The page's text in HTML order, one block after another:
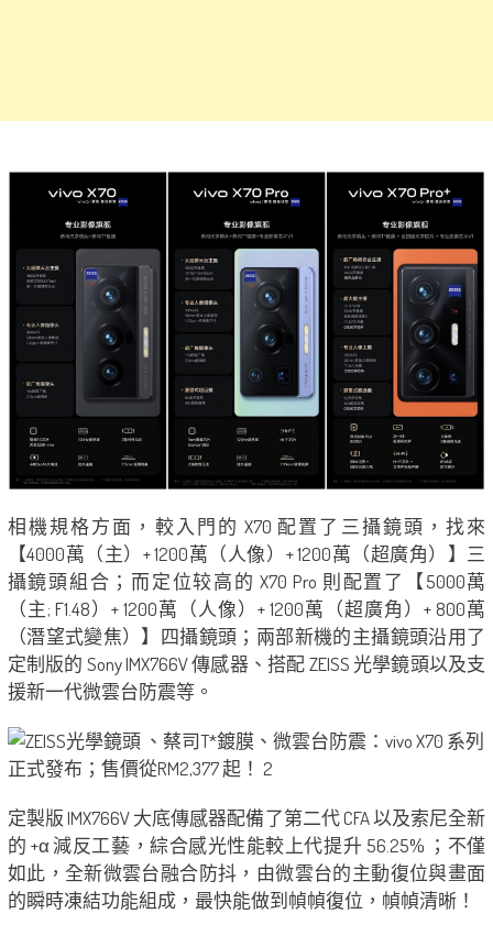
相機規格方面，較入門的 X70 配置了三攝鏡頭，找來
【4000萬（主）+ 1200萬（人像）+ 1200萬（超廣角）】三
攝鏡頭組合；而定位较高的 X70 Pro 則配置了【5000萬
（主; F1.48）+ 1200萬（人像）+ 1200萬（超廣角）+ 800萬
（潛望式變焦）】四攝鏡頭；兩部新機的主攝鏡頭沿用了
定制版的 Sony IMX766V 傳感器、搭配 ZEISS 光學鏡頭以及支
援新一代微雲台防震等。
定製版 IMX766V 大底傳感器配備了第二代 CFA 以及索尼全新
的 +α 減反工藝，綜合感光性能較上代提升 56.25% ；不僅
如此，全新微雲台融合防抖，由微雲台的主動復位與畫面
的瞬時凍結功能組成，最快能做到幀幀復位，幀幀清晰！